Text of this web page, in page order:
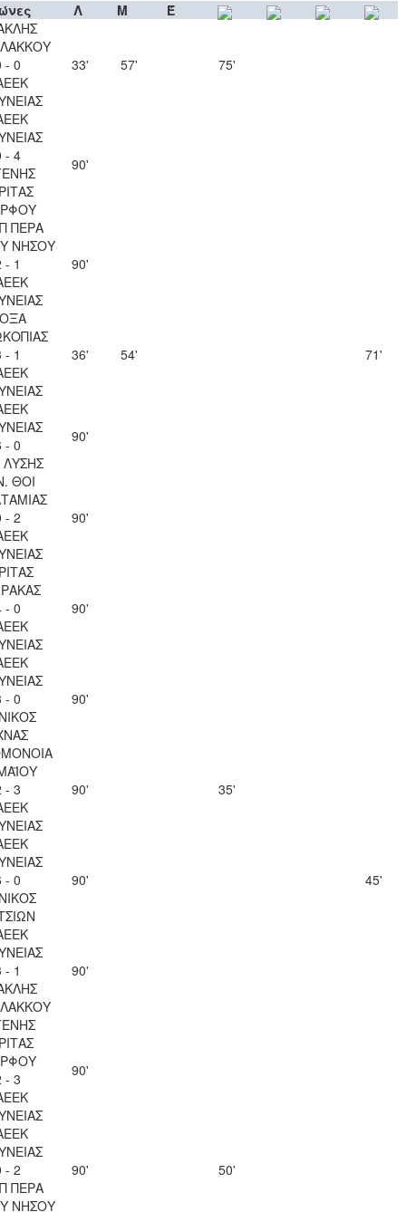
Λ Μ
Έ
- 0
33' 57' 75'
- 4
90'
ΠΕΡΑ
ΝΗΣΟΥ
- 1
90'
- 1
36' 54' 71'
- 0
ΛΥΣΗΣ
90'
ΘΟΙ
- 2
90'
- 0
90'
- 0
90'
- 3
90' 35'
- 0
90' 45'
- 1
90'
- 3
90'
- 2
ΠΕΡΑ
ΝΗΣΟΥ
90' 50'